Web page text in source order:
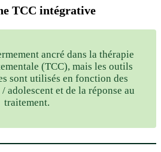
TCC intégrative
ancré dans la thérapie
(TCC), mais les outils
sont utilisés en fonction des
adolescent et de la réponse au
traitement.